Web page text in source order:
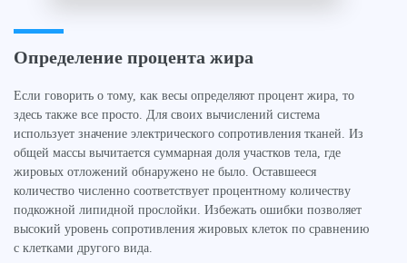
Определение процента жира
Если говорить о тому, как весы определяют процент жира, то
здесь также все просто. Для своих вычислений система
использует значение электрического сопротивления тканей. Из
общей массы вычитается суммарная доля участков тела, где
жировых отложений обнаружено не было. Оставшееся
количество численно соответствует процентному количеству
подкожной липидной прослойки. Избежать ошибки позволяет
высокий уровень сопротивления жировых клеток по сравнению
с клетками другого вида.